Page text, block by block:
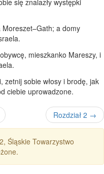
a domy
mieszkanko Mareszy, i
zetnij sobie włosy i brodę, jak
ciebie uprowadzone.
Rozdział 2 →
Śląskie Towarzystwo